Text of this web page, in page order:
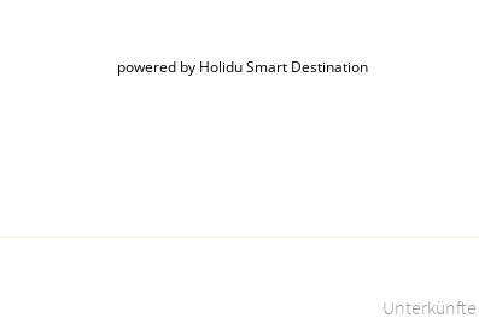
powered by Holidu Smart Destination
Unterkünfte